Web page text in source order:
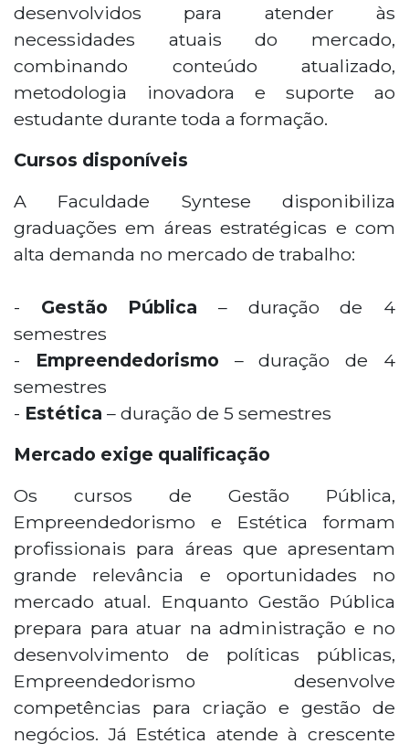
desenvolvidos para atender às
necessidades atuais do mercado,
combinando conteúdo atualizado,
metodologia inovadora e suporte ao
estudante durante toda a formação.
Cursos disponíveis
A Faculdade Syntese disponibiliza
graduações em áreas estratégicas e com
alta demanda no mercado de trabalho:
- Gestão Pública – duração de 4
semestres
- Empreendedorismo – duração de 4
semestres
- Estética – duração de 5 semestres
Mercado exige qualificação
Os cursos de Gestão Pública,
Empreendedorismo e Estética formam
profissionais para áreas que apresentam
grande relevância e oportunidades no
mercado atual. Enquanto Gestão Pública
prepara para atuar na administração e no
desenvolvimento de políticas públicas,
Empreendedorismo desenvolve
competências para criação e gestão de
negócios. Já Estética atende à crescente